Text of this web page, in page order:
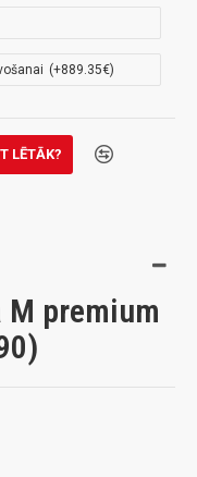
(+889.35€)
LĒTĀK?
M premium